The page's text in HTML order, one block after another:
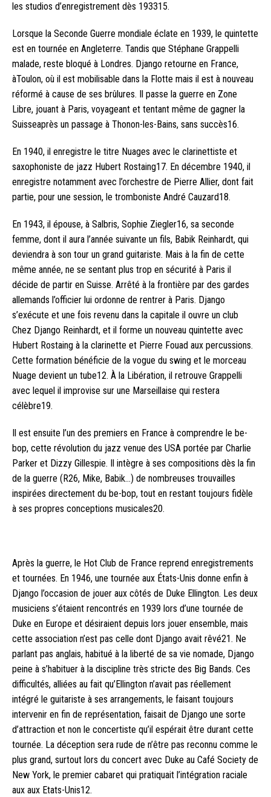
les studios d’enregistrement dès 193315.
Lorsque la Seconde Guerre mondiale éclate en 1939, le quintette
est en tournée en Angleterre. Tandis que Stéphane Grappelli
malade, reste bloqué à Londres. Django retourne en France,
àToulon, où il est mobilisable dans la Flotte mais il est à nouveau
réformé à cause de ses brûlures. Il passe la guerre en Zone
Libre, jouant à Paris, voyageant et tentant même de gagner la
Suisseaprès un passage à Thonon-les-Bains, sans succès16.
En 1940, il enregistre le titre Nuages avec le clarinettiste et
saxophoniste de jazz Hubert Rostaing17. En décembre 1940, il
enregistre notamment avec l’orchestre de Pierre Allier, dont fait
partie, pour une session, le tromboniste André Cauzard18.
En 1943, il épouse, à Salbris, Sophie Ziegler16, sa seconde
femme, dont il aura l’année suivante un fils, Babik Reinhardt, qui
deviendra à son tour un grand guitariste. Mais à la fin de cette
même année, ne se sentant plus trop en sécurité à Paris il
décide de partir en Suisse. Arrêté à la frontière par des gardes
allemands l’officier lui ordonne de rentrer à Paris. Django
s’exécute et une fois revenu dans la capitale il ouvre un club
Chez Django Reinhardt, et il forme un nouveau quintette avec
Hubert Rostaing à la clarinette et Pierre Fouad aux percussions.
Cette formation bénéficie de la vogue du swing et le morceau
Nuage devient un tube12. À la Libération, il retrouve Grappelli
avec lequel il improvise sur une Marseillaise qui restera
célèbre19.
Il est ensuite l’un des premiers en France à comprendre le be-
bop, cette révolution du jazz venue des USA portée par Charlie
Parker et Dizzy Gillespie. Il intègre à ses compositions dès la fin
de la guerre (R26, Mike, Babik…) de nombreuses trouvailles
inspirées directement du be-bop, tout en restant toujours fidèle
à ses propres conceptions musicales20.
Après la guerre, le Hot Club de France reprend enregistrements
et tournées. En 1946, une tournée aux États-Unis donne enfin à
Django l’occasion de jouer aux côtés de Duke Ellington. Les deux
musiciens s’étaient rencontrés en 1939 lors d’une tournée de
Duke en Europe et désiraient depuis lors jouer ensemble, mais
cette association n’est pas celle dont Django avait rêvé21. Ne
parlant pas anglais, habitué à la liberté de sa vie nomade, Django
peine à s’habituer à la discipline très stricte des Big Bands. Ces
difficultés, alliées au fait qu’Ellington n’avait pas réellement
intégré le guitariste à ses arrangements, le faisant toujours
intervenir en fin de représentation, faisait de Django une sorte
d’attraction et non le concertiste qu’il espérait être durant cette
tournée. La déception sera rude de n’être pas reconnu comme le
plus grand, surtout lors du concert avec Duke au Café Society de
New York, le premier cabaret qui pratiquait l’intégration raciale
aux aux Etats-Unis12.